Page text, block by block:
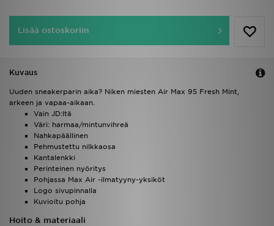
Lisää ostoskoriin
Kuvaus
Uuden sneakerparin aika? Niken miesten Air Max 95 Fresh Mint,
arkeen ja vapaa-aikaan.
Vain JD:ltä
Väri: harmaa/mintunvihreä
Nahkapäällinen
Pehmustettu nilkkaosa
Kantalenkki
Perinteinen nyöritys
Pohjassa Max Air -ilmatyyny-yksiköt
Logo sivupinnalla
Kuvioitu pohja
Hoito & materiaali